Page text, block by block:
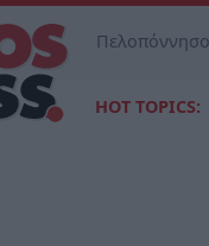
HOT TOPICS: